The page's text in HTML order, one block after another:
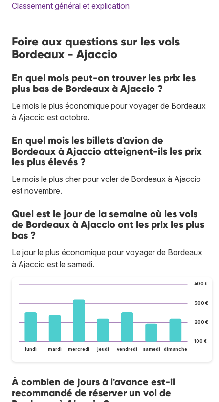
Classement général et explication
Foire aux questions sur les vols
Bordeaux - Ajaccio
En quel mois peut-on trouver les prix les
plus bas de Bordeaux à Ajaccio ?
Le mois le plus économique pour voyager de Bordeaux
à Ajaccio est octobre.
En quel mois les billets d'avion de
Bordeaux à Ajaccio atteignent-ils les prix
les plus élevés ?
Le mois le plus cher pour voler de Bordeaux à Ajaccio
est novembre.
Quel est le jour de la semaine où les vols
de Bordeaux à Ajaccio ont les prix les plus
bas ?
Le jour le plus économique pour voyager de Bordeaux
à Ajaccio est le samedi.
100 €
200 €
300 €
400 €
lundi mardi mercredi jeudi vendredi samedi dimanche
À combien de jours à l'avance est-il
recommandé de réserver un vol de